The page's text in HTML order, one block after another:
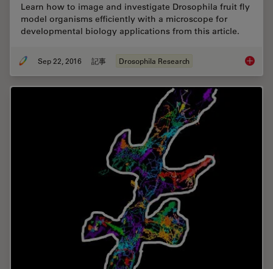
Learn how to image and investigate Drosophila fruit fly
model organisms efficiently with a microscope for
developmental biology applications from this article.
Sep 22, 2016 記事 Drosophila Research